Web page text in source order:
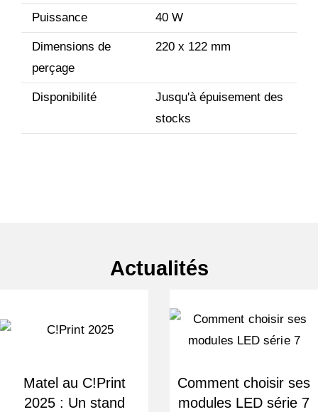
Puissance 40 W
Dimensions de
perçage
220 x 122 mm
Disponibilité
Jusqu'à épuisement des
stocks
Actualités
Matel au C!Print
2025 : Un stand
Comment choisir ses
modules LED série 7